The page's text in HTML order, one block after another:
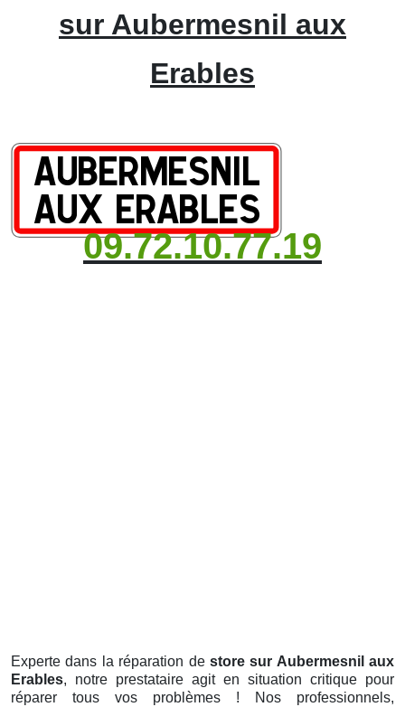
sur Aubermesnil aux
Erables
09.72.10.77.19
Experte dans la réparation de store sur Aubermesnil aux
Erables, notre prestataire agit en situation critique pour
réparer tous vos problèmes ! Nos professionnels,